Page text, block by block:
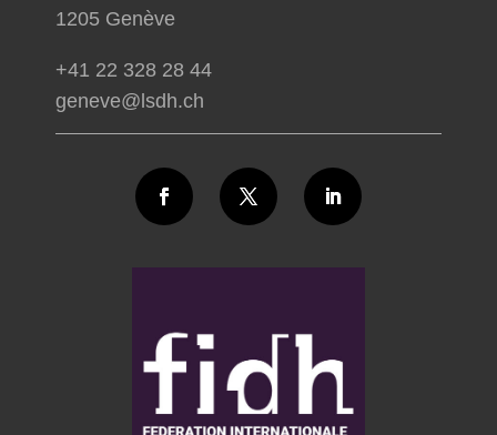
1205 Genève
+41 22 328 28 44
geneve@lsdh.ch